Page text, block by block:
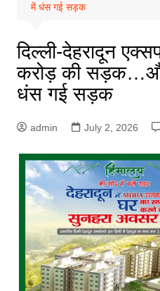
में धंस गई सड़क
दिल्ली-देहरादून
करोड़ की
धंस गई सड़क
admin July 2, 2026